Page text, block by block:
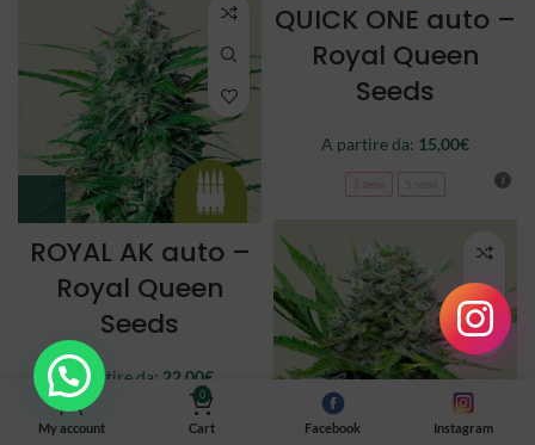
QUICK ONE auto –
Royal Queen
Seeds
A partire da: 15,00€
3 semi
ROYAL AK auto –
Royal Queen
Seeds
A partire da: 22,00€
My account
0
Cart Facebook Instagram